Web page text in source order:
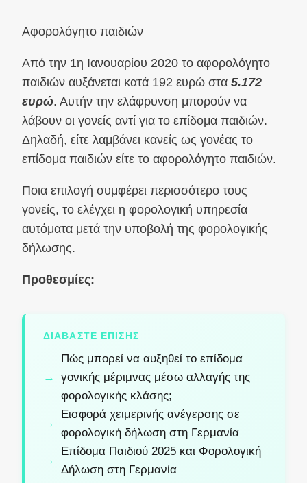
Αφορολόγητο παιδιών
Από την 1η Ιανουαρίου 2020 το αφορολόγητο
παιδιών αυξάνεται κατά 192 ευρώ στα 5.172
ευρώ. Αυτήν την ελάφρυνση μπορούν να
λάβουν οι γονείς αντί για το επίδομα παιδιών.
Δηλαδή, είτε λαμβάνει κανείς ως γονέας το
επίδομα παιδιών είτε το αφορολόγητο παιδιών.
Ποια επιλογή συμφέρει περισσότερο τους
γονείς, το ελέγχει η φορολογική υπηρεσία
αυτόματα μετά την υποβολή της φορολογικής
δήλωσης.
Προθεσμίες:
ΔΙΑΒΆΣΤΕ ΕΠΊΣΗΣ
Πώς μπορεί να αυξηθεί το επίδομα
γονικής μέριμνας μέσω αλλαγής της
φορολογικής κλάσης;
Εισφορά χειμερινής ανέγερσης σε
φορολογική δήλωση στη Γερμανία
Επίδομα Παιδιού 2025 και Φορολογική
Δήλωση στη Γερμανία